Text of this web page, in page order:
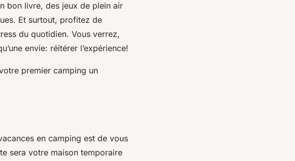
bon livre, des jeux de plein air
Et surtout, profitez de
du quotidien. Vous verrez,
envie: réitérer l’expérience!
premier camping un
en camping est de vous
sera votre maison temporaire